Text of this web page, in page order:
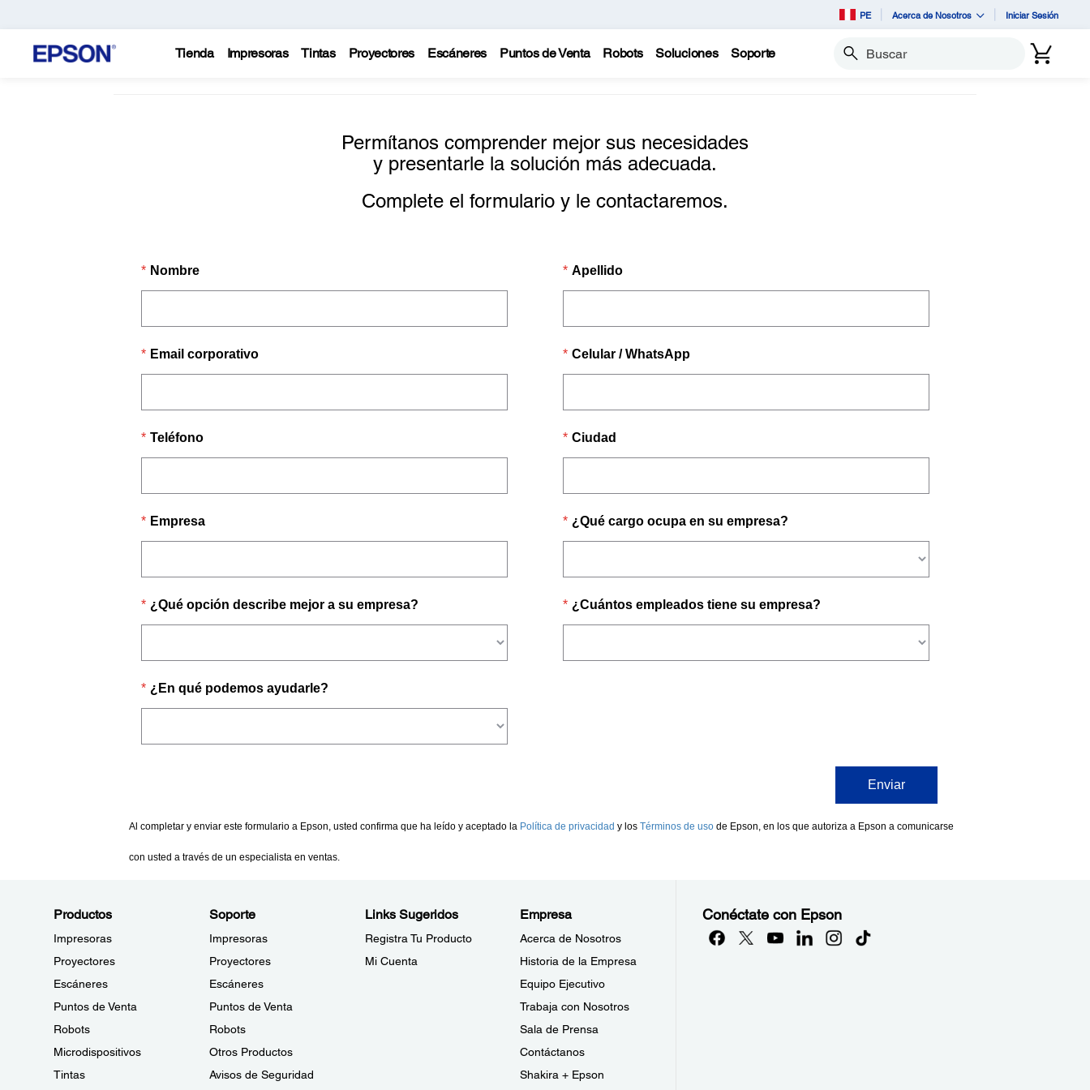
PE Acerca de Nosotros Iniciar Sesión
Tienda Impresoras Tintas Proyectores Escáneres Puntos de Venta Robots Soluciones Soporte Buscar
Permítanos comprender mejor sus necesidades
y presentarle la solución más adecuada.
Complete el formulario y le contactaremos.
Productos
Impresoras
Proyectores
Escáneres
Puntos de Venta
Robots
Microdispositivos
Tintas
Soporte
Impresoras
Proyectores
Escáneres
Puntos de Venta
Robots
Otros Productos
Avisos de Seguridad
Links Sugeridos
Registra Tu Producto
Mi Cuenta
Empresa
Acerca de Nosotros
Historia de la Empresa
Equipo Ejecutivo
Trabaja con Nosotros
Sala de Prensa
Contáctanos
Shakira + Epson
Conéctate con Epson